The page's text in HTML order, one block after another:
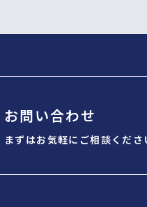
お問い合わせ
まずはお気軽にご相談くださ